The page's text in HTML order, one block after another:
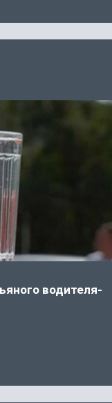
водителя-